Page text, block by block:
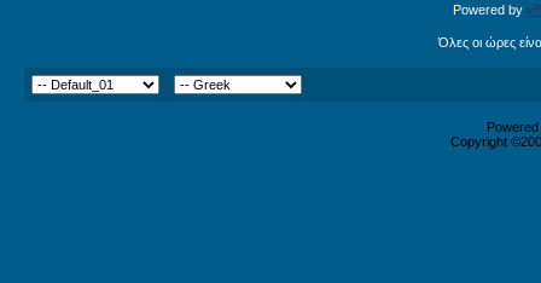
Powered by
Όλες οι ώρες
Copyright